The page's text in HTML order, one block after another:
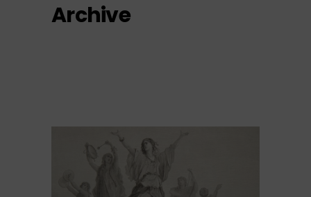
Archive